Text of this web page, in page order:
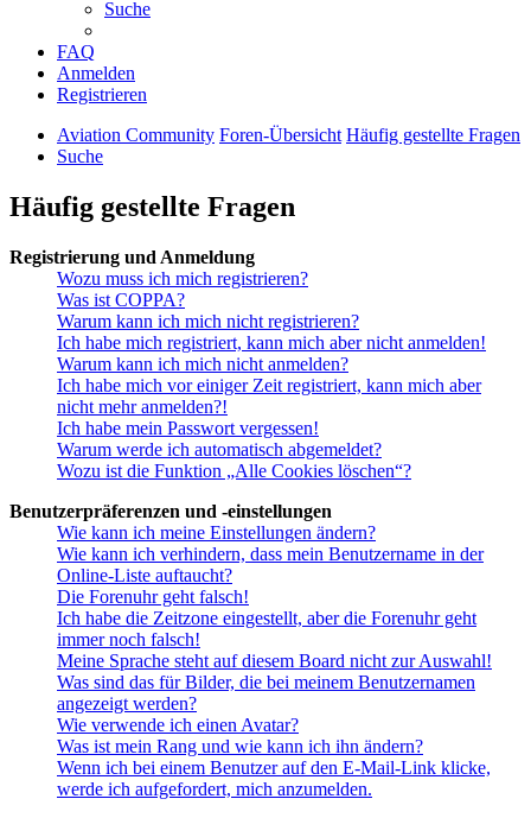
Suche
FAQ
Anmelden
Registrieren
Aviation Community Foren-Übersicht Häufig gestellte Fragen
Suche
Häufig gestellte Fragen
Registrierung und Anmeldung
Wozu muss ich mich registrieren?
Was ist COPPA?
Warum kann ich mich nicht registrieren?
Ich habe mich registriert, kann mich aber nicht anmelden!
Warum kann ich mich nicht anmelden?
Ich habe mich vor einiger Zeit registriert, kann mich aber
nicht mehr anmelden?!
Ich habe mein Passwort vergessen!
Warum werde ich automatisch abgemeldet?
Wozu ist die Funktion „Alle Cookies löschen“?
Benutzerpräferenzen und -einstellungen
Wie kann ich meine Einstellungen ändern?
Wie kann ich verhindern, dass mein Benutzername in der
Online-Liste auftaucht?
Die Forenuhr geht falsch!
Ich habe die Zeitzone eingestellt, aber die Forenuhr geht
immer noch falsch!
Meine Sprache steht auf diesem Board nicht zur Auswahl!
Was sind das für Bilder, die bei meinem Benutzernamen
angezeigt werden?
Wie verwende ich einen Avatar?
Was ist mein Rang und wie kann ich ihn ändern?
Wenn ich bei einem Benutzer auf den E-Mail-Link klicke,
werde ich aufgefordert, mich anzumelden.